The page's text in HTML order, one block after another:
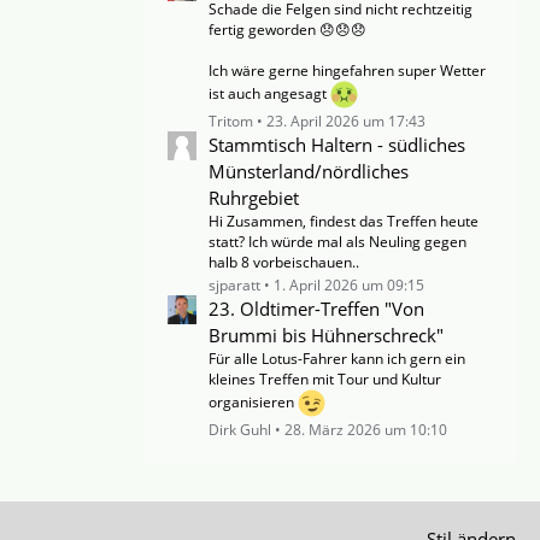
Schade die Felgen sind nicht rechtzeitig
fertig geworden 😞😞😞
Ich wäre gerne hingefahren super Wetter
ist auch angesagt
Tritom
23. April 2026 um 17:43
Stammtisch Haltern - südliches
Münsterland/nördliches
Ruhrgebiet
Hi Zusammen, findest das Treffen heute
statt? Ich würde mal als Neuling gegen
halb 8 vorbeischauen..
sjparatt
1. April 2026 um 09:15
23. Oldtimer-Treffen "Von
Brummi bis Hühnerschreck"
Für alle Lotus-Fahrer kann ich gern ein
kleines Treffen mit Tour und Kultur
organisieren
Dirk Guhl
28. März 2026 um 10:10